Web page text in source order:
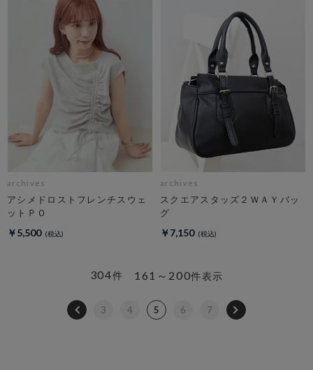
archives
アシメドロストフレンチスウェ
ットＰＯ
￥5,500
archives
スクエアスタッズ２ＷＡＹバッ
グ
￥7,150
161～200件表示
304件
3 4 5 6 7